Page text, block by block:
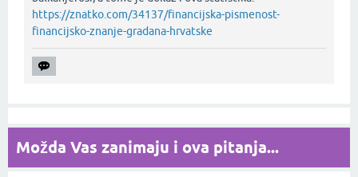
https://znatko.com/34137/financijska-pismenost-
financijsko-znanje-gradana-hrvatske
Možda Vas zanimaju i ova pitanja...